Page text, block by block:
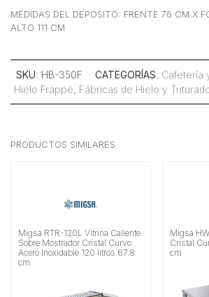
MEDIDAS DEL DEPÓSITO: FRENTE 76 CM X
ALTO 111 CM
SKU: HB-350F CATEGORÍAS: Cafetería
Hielo Frappé, Fábricas de Hielo y
PRODUCTOS SIMILARES
Migsa RTR-120L Vitrina Caliente
Sobre Mostrador Cristal Curvo
Acero Inoxidable 120 litros 67.8
cm
Migsa
Cristal
cm